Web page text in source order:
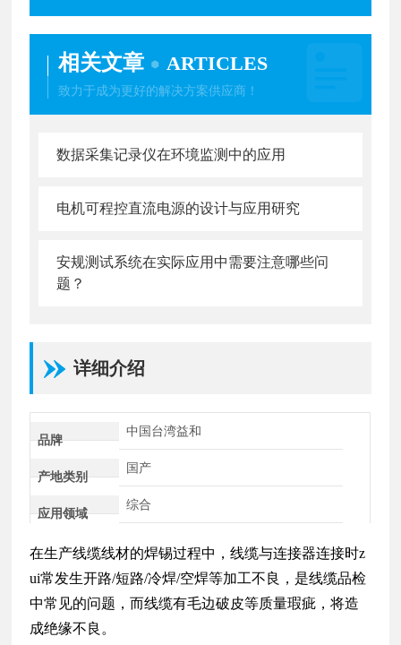
相关文章 ARTICLES
致力于成为更好的解决方案供应商！
数据采集记录仪在环境监测中的应用
电机可程控直流电源的设计与应用研究
安规测试系统在实际应用中需要注意哪些问
题？
详细介绍
品牌
中国台湾益和
产地类别
国产
应用领域
综合
在生产线缆线材的焊锡过程中，线缆与连接器连接时z
ui常发生开路/短路/冷焊/空焊等加工不良，是线缆品检
中常见的问题，而线缆有毛边破皮等质量瑕疵，将造
成绝缘不良。